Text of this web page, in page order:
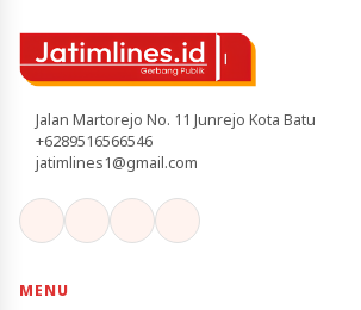
Jalan Martorejo No. 11 Junrejo Kota Batu
+6289516566546
jatimlines1@gmail.com
MENU